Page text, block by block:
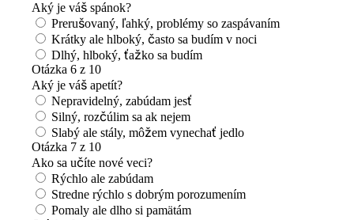
Aký je váš spánok?
Prerušovaný, ľahký, problémy so zaspávaním
Krátky ale hlboký, často sa budím v noci
Dlhý, hlboký, ťažko sa budím
Otázka 6 z 10
Aký je váš apetít?
Nepravidelný, zabúdam jesť
Silný, rozčúlim sa ak nejem
Slabý ale stály, môžem vynechať jedlo
Otázka 7 z 10
Ako sa učíte nové veci?
Rýchlo ale zabúdam
Stredne rýchlo s dobrým porozumením
Pomaly ale dlho si pamätám